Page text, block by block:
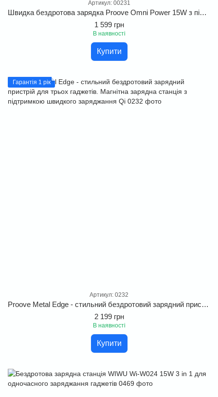
Артикул: 00231
Швидка бездротова зарядка Proove Omni Power 15W з підтримкою Qi
1 599 грн
В наявності
Купити
Гарантія 1 рік
Артикул: 0232
Proove Metal Edge - стильний бездротовий зарядний пристрій для трьох гаджетів. Магнітна зарядна станція з підтримкою швидкого заряджання Qi
2 199 грн
В наявності
Купити